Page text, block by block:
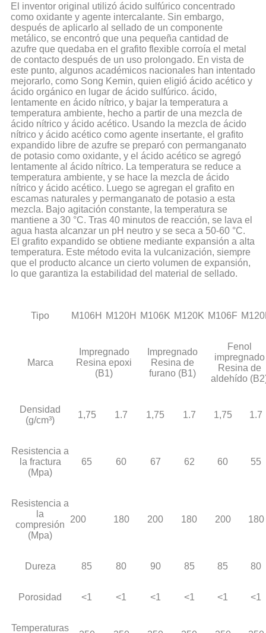
El inventor original utilizó ácido sulfúrico concentrado
como oxidante y agente intercalante. Sin embargo,
después de aplicarlo al sellado de un componente
metálico, se encontró que una pequeña cantidad de
azufre que quedaba en el grafito flexible corroía el metal
de contacto después de un uso prolongado. En vista de
este punto, algunos académicos nacionales han intentado
mejorarlo, como Song Kemin, quien eligió ácido acético y
ácido orgánico en lugar de ácido sulfúrico. ácido,
lentamente en ácido nítrico, y bajar la temperatura a
temperatura ambiente, hecho a partir de una mezcla de
ácido nítrico y ácido acético. Usando la mezcla de ácido
nítrico y ácido acético como agente insertante, el grafito
expandido libre de azufre se preparó con permanganato
de potasio como oxidante, y el ácido acético se agregó
lentamente al ácido nítrico. La temperatura se reduce a
temperatura ambiente, y se hace la mezcla de ácido
nítrico y ácido acético. Luego se agregan el grafito en
escamas naturales y permanganato de potasio a esta
mezcla. Bajo agitación constante, la temperatura se
mantiene a 30 °C. Tras 40 minutos de reacción, se lava el
agua hasta alcanzar un pH neutro y se seca a 50-60 °C.
El grafito expandido se obtiene mediante expansión a alta
temperatura. Este método evita la vulcanización, siempre
que el producto alcance un cierto volumen de expansión,
lo que garantiza la estabilidad del material de sellado.
Tipo M106H M120H M106K M120K M106F
Marca
Impregnado
Resina epoxi
(B1)
Impregnado
Resina de
furano (B1)
Fenol
impregnado
Resina de
aldehído
Densidad
(g/cm³)
1,75 1.7 1,75 1.7 1,75 1.7
Resistencia a
la fractura
(Mpa)
65 60 67 62 60 55
Resistencia a
la
compresión
(Mpa)
200 180 200 180 200 180
Dureza 85 80 90 85 85 80
Porosidad <1 <1 <1 <1 <1 <1
Temperaturas